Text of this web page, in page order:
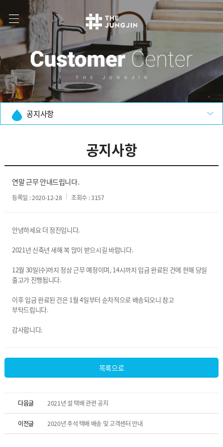
공지사항
공지사항
연말 근무 안내드립니다.
등록일 : 2020-12-28 조회수 : 3157
안녕하세요 더 정진입니다.
2021년 신축년 새해 복 많이 받으시길 바랍니다.
12월 30일(수)까지 정상 근무 예정이며, 14시까지 입금 완료된 건에 한해 당일
출고가 진행됩니다.
이후 입금 완료된 건은 1월 4일부터 순차적으로 배송되오니 참고
부탁드립니다.
감사합니다.
목록으로
다음글 2021년 설 택배 관련 공지
이전글 2020년 추석 택배 배송 및 고객센터 안내